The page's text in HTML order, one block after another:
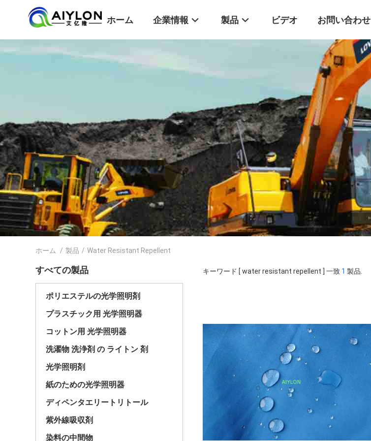
ホーム 企業情報 製品 ビデオ お問い合わせ
ホーム / 製品 / Water Resistant Repellent
すべての製品
ポリエステルの光学照明剤
プラスチック用 光学照明器
コットン用 光学照明器
洗濯物 洗浄剤 の ライトン 剤
光学照明剤
紙のための光学照明器
ディペンタエリートリトール
紫外線吸収剤
染料の中間物
キーワード [ water resistant repellent ] 一致 1 製品.